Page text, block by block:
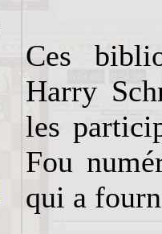
Ces
Harry
les
Fou
qui a